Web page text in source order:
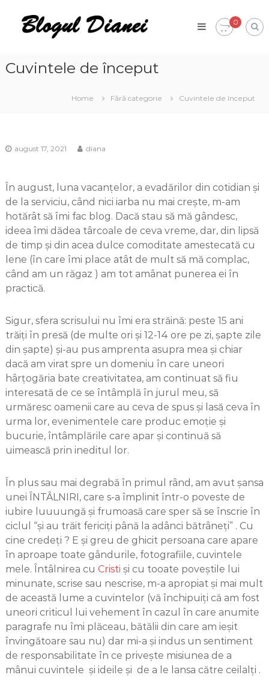
content
Blogul
Dianei
opinie,
călătorii
0
Cuvintele de început
Home Fără categorie Cuvintele de început
august 17, 2021 diana
În august, luna vacanțelor, a evadărilor din cotidian și
de la serviciu, când nici iarba nu mai crește, m-am
hotărât să îmi fac blog. Dacă stau să mă gândesc,
ideea îmi dădea târcoale de ceva vreme, dar, din lipsă
de timp și din acea dulce comoditate amestecată cu
lene (în care îmi place atât de mult să mă complac,
când am un răgaz ) am tot amânat punerea ei în
practică.
Sigur, sfera scrisului nu îmi era străină: peste 15 ani
trăiți în presă (de multe ori și 12-14 ore pe zi, șapte zile
din șapte) și-au pus amprenta asupra mea și chiar
dacă am virat spre un domeniu în care uneori
hârțogăria bate creativitatea, am continuat să fiu
interesată de ce se întâmplă în jurul meu, să
urmăresc oamenii care au ceva de spus și lasă ceva în
urma lor, evenimentele care produc emoție și
bucurie, întâmplările care apar și continuă să
uimească prin ineditul lor.
În plus sau mai degrabă în primul rând, am avut șansa
unei ÎNTÂLNIRI, care s-a împlinit într-o poveste de
iubire luuuungă și frumoasă care sper să se înscrie în
ciclul “și au trăit fericiți până la adânci bătrâneți” . Cu
cine credeți ? E și greu de ghicit persoana care apare
în aproape toate gândurile, fotografiile, cuvintele
mele. Întâlnirea cu Cristi și cu tooate poveștile lui
minunate, scrise sau nescrise, m-a apropiat și mai mult
de această lume a cuvintelor (vă închipuiți că am fost
uneori criticul lui vehement în cazul în care anumite
paragrafe nu îmi plăceau, bătălii din care am ieșit
învingătoare sau nu) dar mi-a și indus un sentiment
de responsabilitate în ce privește misiunea de a
mânui cuvintele și ideile și de a le lansa către ceilalți .